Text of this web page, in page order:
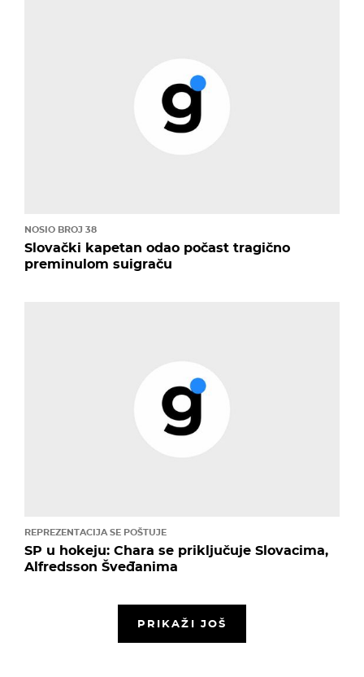
NOSIO BROJ 38
Slovački kapetan odao počast tragično
preminulom suigraču
REPREZENTACIJA SE POŠTUJE
SP u hokeju: Chara se priključuje Slovacima,
Alfredsson Šveđanima
PRIKAŽI JOŠ